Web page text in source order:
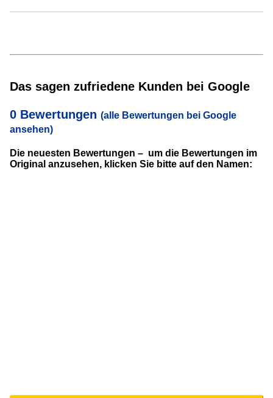
Das sagen zufriedene Kunden bei Google
0 Bewertungen (alle Bewertungen bei Google
ansehen)
Die neuesten Bewertungen – um die Bewertungen im
Original anzusehen, klicken Sie bitte auf den Namen: